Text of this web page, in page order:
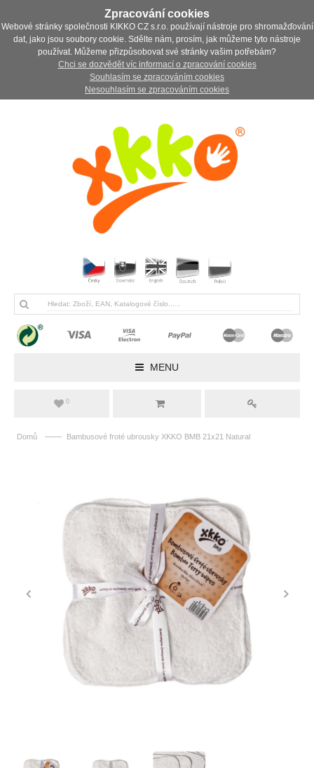
Zpracování cookies
Webové stránky společnosti KIKKO CZ s.r.o. používají nástroje pro shromažďování
dat, jako jsou soubory cookie. Sdělte nám, prosím, jak můžeme tyto nástroje
používat. Můžeme přizpůsobovat své stránky vašim potřebám?
Chci se dozvědět víc informací o zpracování cookies
Souhlasím se zpracováním cookies
Nesouhlasím se zpracováním cookies
MENU
0
Domů —— Bambusové froté ubrousky XKKO BMB 21x21 Natural